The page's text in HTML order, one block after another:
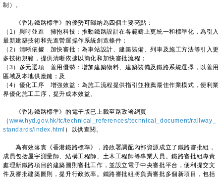
制）。
《香港鐵路標準》的優勢可歸納為四個主要亮點：
（1）與時並進 擁抱科技：推動鐵路設計在各範疇上更統一和標準化，為引入
最新建築技術和先進營運操作系統創造條件；
（2）清晰依據 加快審批：為車站設計、建築裝備、列車及施工方法等引入更
多技術規範，提供清晰依據以簡化和加快審批流程；
（3）多元選項 善用優勢：增加建築物料、建築裝備及鐵路系統選擇，以善用
區域及本地供應鏈；及
（4）優化工序 增強效益：為施工流程提供指引並推薦最佳作業模式，便利業
界優化施工工序，提升成本效益。
《香港鐵路標準》的電子版已上載至路政署網頁
（ www.hyd.gov.hk/tc/technical_references/technical_document/railway_
standards/index.html ）以供查閱。
為有效落實《香港鐵路標準》，路政署調配內部資源成立了鐵路審批組，
成員包括屋宇測量師、結構工程師、土木工程師等專業人員。鐵路審批組專責
處理新鐵路項目的建築圖則審批工作，並設立電子中央審批平台，便利提交文
件及審批建築圖則，提升行政效率。鐵路審批組將負責審批多個新項目，包括